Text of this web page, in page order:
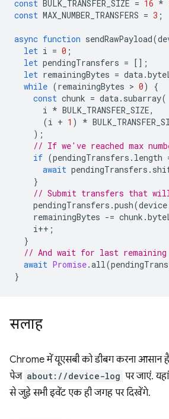
const BULK_TRANSFER_SIZE = 16 *
const MAX_NUMBER_TRANSFERS = 3 ;
async function sendRawPayload(
let i = 0 ;
let pendingTransfers = [];
let remainingBytes = data.
while (remainingBytes > 0)
{
const chunk = data. subarray(
i * BULK_TRANSFER_SIZE,
(i + 1 ) *
);
// If we've reached max
if (pendingTransfers . length
await pendingTransfers .
}
// Submit transfers that
pendingTransfers .push(device
remainingBytes -= chunk .
i++ ;
}
// And wait for last
await Promise.all(
}
सलाह
Chrome में यूएसबी को डीबग करना आसान
पेज about://device-log पर जाएं.
से जुड़े सभी इवेंट एक ही जगह पर दिखेंगे.